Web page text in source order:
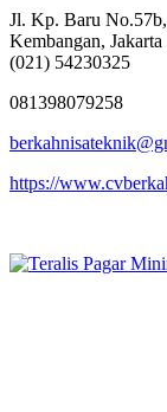
Jl. Kp. Baru
Kembangan,
(021) 54230325
081398079258
https://